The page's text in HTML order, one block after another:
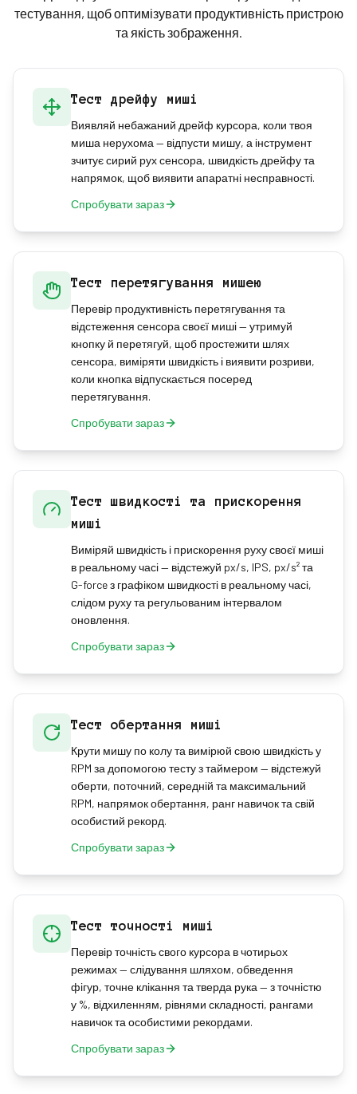
тестування, щоб оптимізувати продуктивність пристрою
та якість зображення.
Тест дрейфу миші
Виявляй небажаний дрейф курсора, коли твоя
миша нерухома — відпусти мишу, а інструмент
зчитує сирий рух сенсора, швидкість дрейфу та
напрямок, щоб виявити апаратні несправності.
Спробувати зараз
Тест перетягування мишею
Перевір продуктивність перетягування та
відстеження сенсора своєї миші — утримуй
кнопку й перетягуй, щоб простежити шлях
сенсора, виміряти швидкість і виявити розриви,
коли кнопка відпускається посеред
перетягування.
Спробувати зараз
Тест швидкості та прискорення
миші
Виміряй швидкість і прискорення руху своєї миші
в реальному часі — відстежуй px/s, IPS, px/s² та
G-force з графіком швидкості в реальному часі,
слідом руху та регульованим інтервалом
оновлення.
Спробувати зараз
Тест обертання миші
Крути мишу по колу та вимірюй свою швидкість у
RPM за допомогою тесту з таймером — відстежуй
оберти, поточний, середній та максимальний
RPM, напрямок обертання, ранг навичок та свій
особистий рекорд.
Спробувати зараз
Тест точності миші
Перевір точність свого курсора в чотирьох
режимах — слідування шляхом, обведення
фігур, точне клікання та тверда рука — з точністю
у %, відхиленням, рівнями складності, рангами
навичок та особистими рекордами.
Спробувати зараз